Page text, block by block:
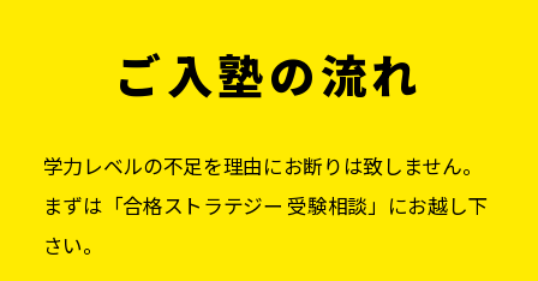
ご入塾の流れ
学力レベルの不足を理由にお断りは致しません。
まずは「合格ストラテジー 受験相談」にお越し下
さい。